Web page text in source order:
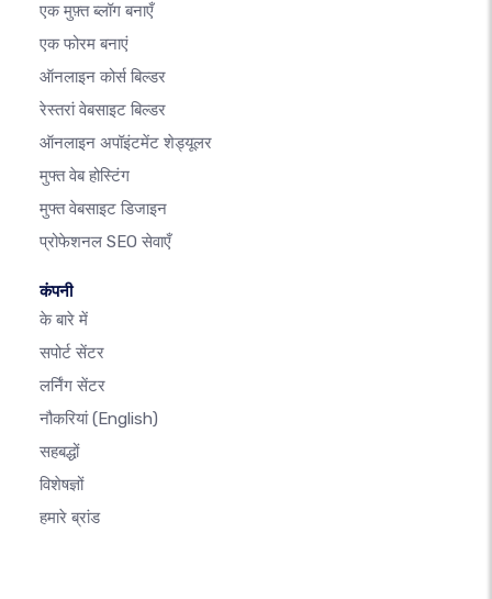
एक मुफ़्त ब्लॉग बनाएँ
एक फोरम बनाएं
ऑनलाइन कोर्स बिल्डर
रेस्तरां वेबसाइट बिल्डर
ऑनलाइन अपॉइंटमेंट शेड्यूलर
मुफ्त वेब होस्टिंग
मुफ्त वेबसाइट डिजाइन
प्रोफेशनल SEO सेवाएँ
कंपनी
के बारे में
सपोर्ट सेंटर
लर्निंग सेंटर
नौकरियां(English)
सहबद्धों
विशेषज्ञों
हमारे ब्रांड